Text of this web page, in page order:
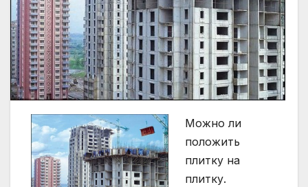
Можно ли
положить
плитку на
плитку.